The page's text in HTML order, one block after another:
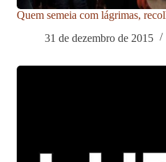
Quem semeia com lágrimas,
31 de dezembro de 2015